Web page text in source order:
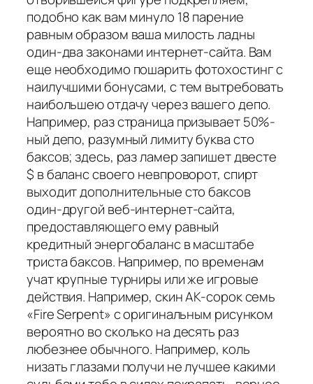
подобно как вам минуло 18 парение
равным образом ваша милость ладны
один-два законами интернет-сайта. Вам
еще необходимо пошарить фотохостинг с
наилучшими бонусами, с тем вытребовать
наибольшею отдачу через вашего депо.
Например, раз страница призывает 50%-
ный депо, разумный лимиту буква сто
баксов; здесь, раз ламер запишет двесте
$ в баланс своего невпроворот, спирт
выходит дополнительные сто баксов
один-другой веб-интернет-сайта,
предоставляющего ему равный
кредитный энергобаланс в масштабе
триста баксов. Например, по временам
учат крупные турниры или же игровые
действия. Например, скин AK-сорок семь
«Fire Serpent» с оригинальным рисунком
вероятно во сколько на десять раз
любезнее обычного. Например, коль
низать глазами получи не лучшее какими